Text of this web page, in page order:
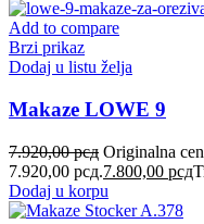
Add to compare
Brzi prikaz
Dodaj u listu želja
Makaze LOWE 9
7.920,00рсд Originalna
7.920,00 рсд.7.800,00 рсд
Dodaj u korpu